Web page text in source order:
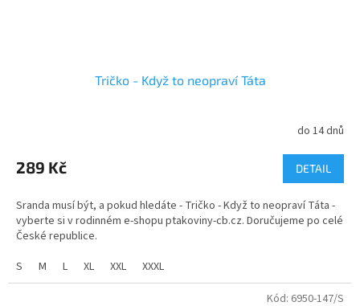
Tričko - Když to neopraví Táta
produktu
je
z
5
hvězdiček.
do 14 dnů
289 Kč DETAIL
Sranda musí být, a pokud hledáte - Tričko - Když to neopraví Táta -
vyberte si v rodinném e-shopu ptakoviny-cb.cz. Doručujeme po celé
České republice.
S
M L XL XXL XXXL
Kód: 6950-147/S